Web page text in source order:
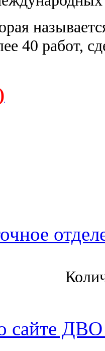
40 работ,
сайте